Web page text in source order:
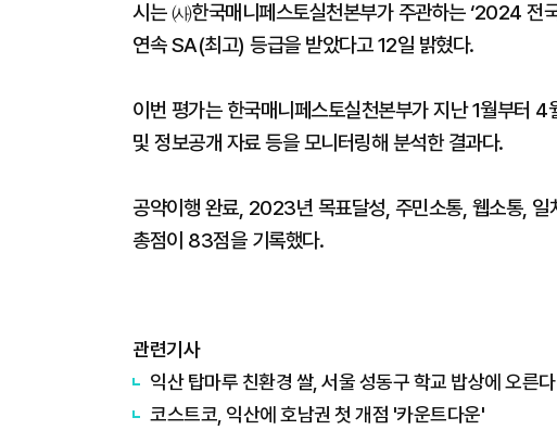
시는 ㈔한국매니페스토실천본부가 주관하는 ‘2024 전
연속 SA(최고) 등급을 받았다고 12일 밝혔다.
이번 평가는 한국매니페스토실천본부가 지난 1월부터
및 정보공개 자료 등을 모니터링해 분석한 결과다.
공약이행 완료, 2023년 목표달성, 주민소통, 웹소통,
총점이 83점을 기록했다.
관련기사
익산 탑마루 친환경 쌀, 서울 성동구 학교 밥상에 오른다
코스트코, 익산에 호남권 첫 개점 '카운트다운'